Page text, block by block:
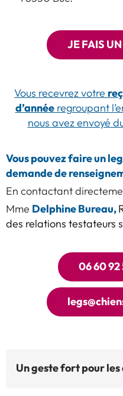
JE FAIS
Vous recevrez votre
d’annéeregroupant
nous avez envoyé
Vous pouvez faire un
demande de
En contactant
Mme Delphine Bureau,
des relations testateurs
06 60 92
Un geste fort pour